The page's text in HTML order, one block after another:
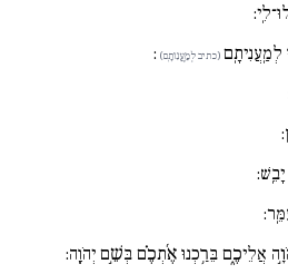
לְמַֽעֲנִיתָֽם (כתיב לְמַֽעֲנִותָֽם) :
אֲלֵיכֶ֑ם בֵּרַ֥כְנוּ אֶ֜תְכֶ֗ם בְּשֵׁ֣ם יְהֹוָֽה: